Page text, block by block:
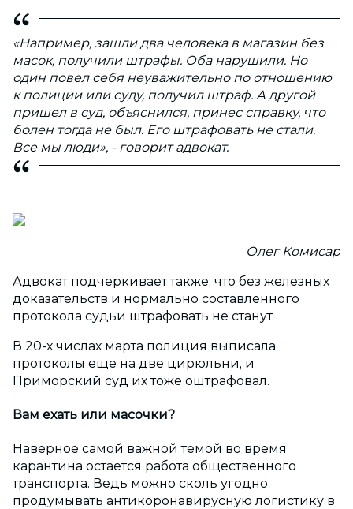
«Например, зашли два человека в магазин без
масок, получили штрафы. Оба нарушили. Но
один повел себя неуважительно по отношению
к полиции или суду, получил штраф. А другой
пришел в суд, объяснился, принес справку, что
болен тогда не был. Его штрафовать не стали.
Все мы люди», - говорит адвокат.
Олег Комисар
Адвокат подчеркивает также, что без железных
доказательств и нормально составленного
протокола судьи штрафовать не станут.
В 20-х числах марта полиция выписала
протоколы еще на две цирюльни, и
Приморский суд их тоже оштрафовал.
Вам ехать или масочки?
Наверное самой важной темой во время
карантина остается работа общественного
транспорта. Ведь можно сколь угодно
продумывать антикоронавирусную логистику в